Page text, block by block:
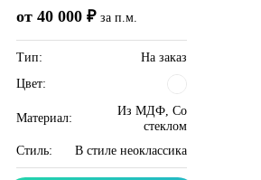
от 40 000 ₽ за п.м.
Тип:
На заказ
Цвет:
Материал:
Из МДФ, Со
стеклом
Стиль:
В стиле неоклассика